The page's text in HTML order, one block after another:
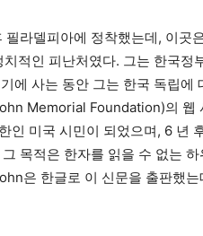
라델피아에 정착했는데, 이곳
적인 피난처였다. 그는 한국정
에 사는 동안 그는 한국 독립에
Memorial Foundation)의 웹
인 미국 시민이 되었으며, 6 년
목적은 한자를 읽을 수 없는 하
은 한글로 이 신문을 출판했